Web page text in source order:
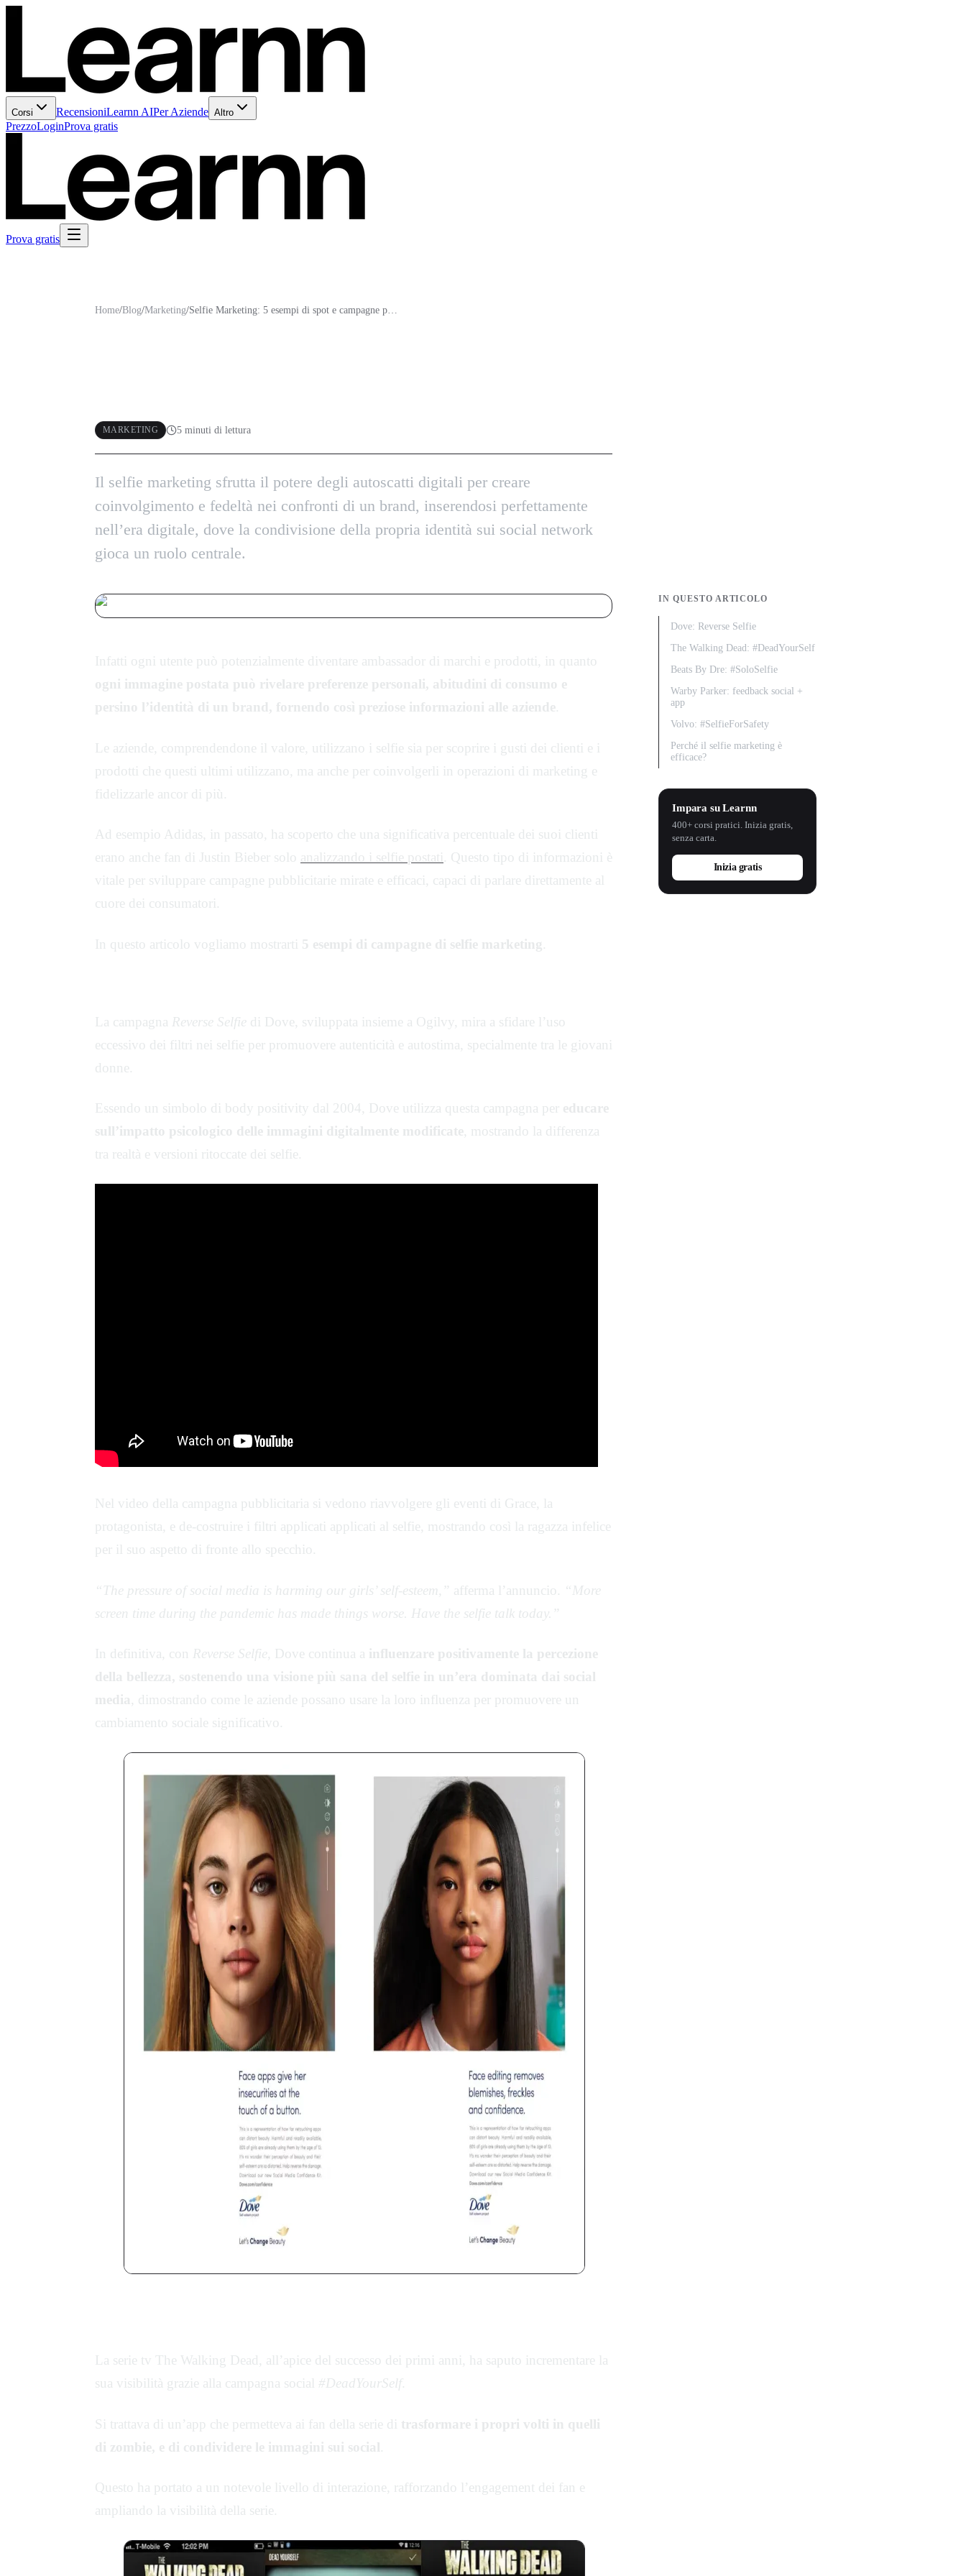
Corsi RecensioniLearnn AIPer Aziende Altro
PrezzoLoginProva gratis
Prova gratis
Home/Blog/Marketing/ Selfie Marketing: 5 esempi di spot e campagne pubblicitarie
MARKETING 5 minuti di lettura
Il selfie marketing sfrutta il potere degli autoscatti digitali per creare
coinvolgimento e fedeltà nei confronti di un brand, inserendosi perfettamente
nell’era digitale, dove la condivisione della propria identità sui social network
gioca un ruolo centrale.
Infatti ogni utente può potenzialmente diventare ambassador di marchi e prodotti, in quanto
ogni immagine postata può rivelare preferenze personali, abitudini di consumo e
persino l’identità di un brand, fornendo così preziose informazioni alle aziende.
Le aziende, comprendendone il valore, utilizzano i selfie sia per scoprire i gusti dei clienti e i
prodotti che questi ultimi utilizzano, ma anche per coinvolgerli in operazioni di marketing e
fidelizzarle ancor di più.
Ad esempio Adidas, in passato, ha scoperto che una significativa percentuale dei suoi clienti
erano anche fan di Justin Bieber solo analizzando i selfie postati. Questo tipo di informazioni è
vitale per sviluppare campagne pubblicitarie mirate e efficaci, capaci di parlare direttamente al
cuore dei consumatori.
In questo articolo vogliamo mostrarti 5 esempi di campagne di selfie marketing.
La campagna Reverse Selfie di Dove, sviluppata insieme a Ogilvy, mira a sfidare l’uso
eccessivo dei filtri nei selfie per promuovere autenticità e autostima, specialmente tra le giovani
donne.
Essendo un simbolo di body positivity dal 2004, Dove utilizza questa campagna per educare
sull’impatto psicologico delle immagini digitalmente modificate, mostrando la differenza
tra realtà e versioni ritoccate dei selfie.
Nel video della campagna pubblicitaria si vedono riavvolgere gli eventi di Grace, la
protagonista, e de-costruire i filtri applicati applicati al selfie, mostrando così la ragazza infelice
per il suo aspetto di fronte allo specchio.
“The pressure of social media is harming our girls’ self-esteem,” afferma l’annuncio. “More
screen time during the pandemic has made things worse. Have the selfie talk today.”
In definitiva, con Reverse Selfie , Dove continua a influenzare positivamente la percezione
della bellezza, sostenendo una visione più sana del selfie in un’era dominata dai social
media , dimostrando come le aziende possano usare la loro influenza per promuovere un
cambiamento sociale significativo.
La serie tv The Walking Dead, all’apice del successo dei primi anni, ha saputo incrementare la
sua visibilità grazie alla campagna social #DeadYourSelf.
Si trattava di un’app che permetteva ai fan della serie di trasformare i propri volti in quelli
di zombie, e di condividere le immagini sui social.
Questo ha portato a un notevole livello di interazione, rafforzando l’engagement dei fan e
ampliando la visibilità della serie.
IN QUESTO ARTICOLO
Dove: Reverse Selfie
The Walking Dead: #DeadYourSelf
Beats By Dre: #SoloSelfie
Warby Parker: feedback social +
app
Volvo: #SelfieForSafety
Perché il selfie marketing è
efficace?
Impara su Learnn
400+ corsi pratici. Inizia gratis,
senza carta.
Inizia gratis